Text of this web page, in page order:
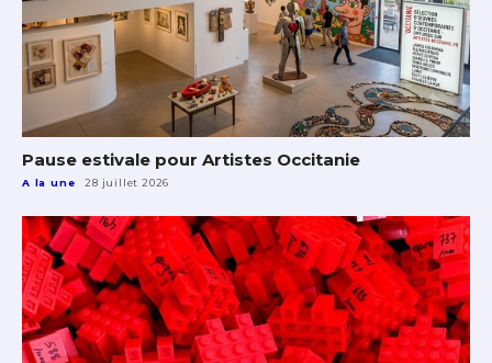
Pause estivale pour Artistes Occitanie
A la une 28 juillet 2026